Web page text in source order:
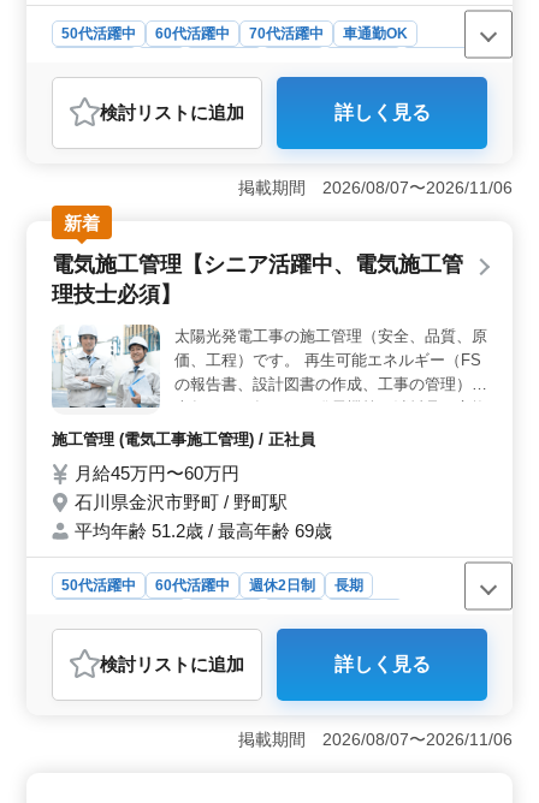
50代活躍中 60代活躍中 70代活躍中
車通勤OK
派遣社員
おすすめポイント
＜豊富な経験と資格を活かせる職場＞ 建築施工管理の
経験を5年以上持つ方にとって非常に魅力的です。施工管
理技士資格をお持ちの方は優遇され、これまで培ってき
たスキルを最大限に発揮することができます。また、資
格がない方でも資格取得支援があり、キャリアアップを
目指す意欲のある方に最適な環境です。 ＜高収入と
安定した福利厚生＞ 高水準の年収に加え、賞与も支給
的な安心感があります。福利厚生も充実しており、退職
金制度も完備されているため、将来を見据えた働き方が
可能です。 ＜働きやすい勤務環境＞ 駅からのアク
セスが可能で、車通勤もできます。無料駐車場も完備さ
れているため、通勤のストレスが少ない環境です。休暇
制度も整っており、プライベートの時間を大切にする方
にとって理想的な職場です。ワークライフバランスも考
慮された勤務体系です。
検討リスト に追加 詳しく見る
掲載期間 2026/08/07〜2026/11/06
新着
電気施工管理【シニア活躍中、電気施工管
理技士必須】
太陽光発電工事の施工管理（安全、品質、原
価、工程）です。 再生可能エネルギー（FS
の報告書、設計図書の作成、工事の管理）、
やメンテナンス業務などを担当して頂きま
始、夏季、お盆、GW等休日 ・交通費全額支
給 ・シニア歓迎。５０〜６０代の方も活躍
中です。ブランクがある方も歓迎です。
施工管理 (電気工事施工管理) / 正社員
月給45万円〜60万円
石川県金沢市野町 / 野町駅
平均年齢 51.2歳 / 最高年齢 69歳
50代活躍中 60代活躍中 週休2日制
長期
おすすめポイント
＜経験と資格＞ 電気施工管理技士をお持ちで、電気施
工管理経験7年以上の方を募集しています。ブランクがあ
る方も大いに歓迎されます。 ＜シニア活躍＞ 50
代・60代の方も活躍中です。土日祝休みや休暇も充実し
検討リスト に追加 詳しく見る
掲載期間 2026/08/07〜2026/11/06